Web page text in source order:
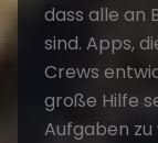
dass alle an
sind. Apps,
Crews
große Hilfe
Aufgaben